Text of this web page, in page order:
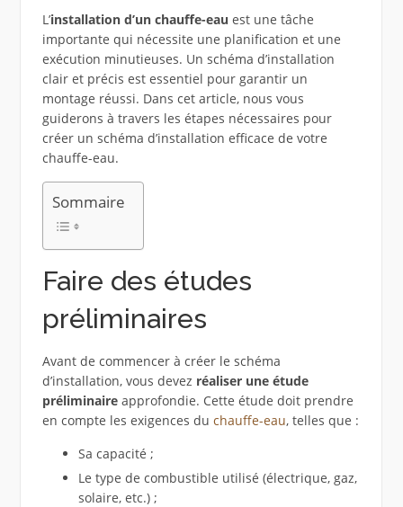
L’installation d’un chauffe-eau est une tâche
importante qui nécessite une planification et une
exécution minutieuses. Un schéma d’installation
clair et précis est essentiel pour garantir un
montage réussi. Dans cet article, nous vous
guiderons à travers les étapes nécessaires pour
créer un schéma d’installation efficace de votre
chauffe-eau.
Sommaire
Faire des études
préliminaires
Avant de commencer à créer le schéma
d’installation, vous devez réaliser une étude
préliminaireapprofondie. Cette étude doit prendre
en compte les exigences du chauffe-eau, telles que :
Sa capacité ;
Le type de combustible utilisé (électrique, gaz,
solaire, etc.) ;